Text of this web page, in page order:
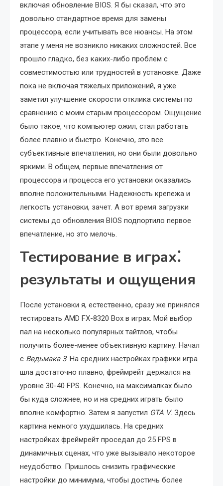
включая обновление BIOS. Я бы сказал, что это
довольно стандартное время для замены
процессора, если учитывать все нюансы. На этом
этапе у меня не возникло никаких сложностей. Все
прошло гладко, без каких-либо проблем с
совместимостью или трудностей в установке. Даже
пока не включая тяжелых приложений, я уже
заметил улучшение скорости отклика системы по
сравнению с моим старым процессором. Ощущение
было такое, что компьютер ожил, стал работать
более плавно и быстро. Конечно, это все
субъективные впечатления, но они были довольно
яркими. В общем, первые впечатления от
процессора и процесса его установки оказались
вполне положительными. Надежность крепежа и
легкость установки, зачет. А вот время загрузки
системы до обновления BIOS подпортило первое
впечатление, но это мелочь.
Тестирование в играх⁚
результаты и ощущения
После установки я, естественно, сразу же принялся
тестировать AMD FX-8320 Box в играх. Мой выбор
пал на несколько популярных тайтлов, чтобы
получить более-менее объективную картину. Начал
с Ведьмака 3. На средних настройках графики игра
шла достаточно плавно, фреймрейт держался на
уровне 30-40 FPS. Конечно, на максималках было
бы куда сложнее, но и на средних играть было
вполне комфортно. Затем я запустил GTA V. Здесь
картина немного ухудшилась. На средних
настройках фреймрейт проседал до 25 FPS в
динамичных сценах, что уже вызывало некоторое
неудобство. Пришлось снизить графические
настройки до минимума, чтобы достичь более